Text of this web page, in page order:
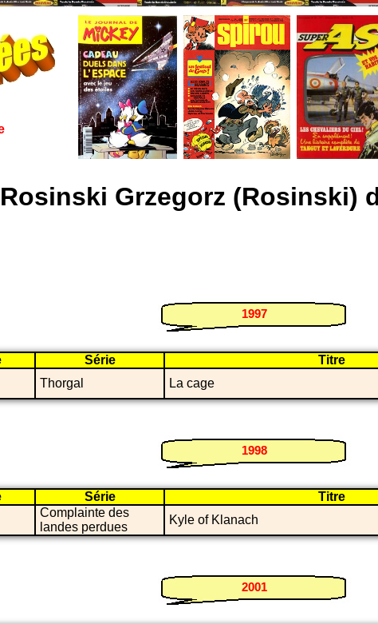
Rosinski Grzegorz (Rosinski)
1997
Série Titre
Thorgal La cage
1998
Série Titre
Complainte des
landes perdues
Kyle of Klanach
2001